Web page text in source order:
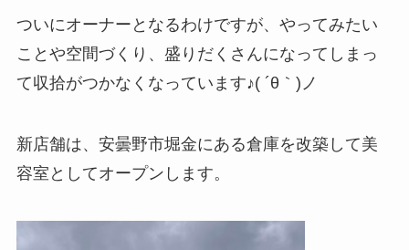
ついにオーナーとなるわけですが、やってみたい
ことや空間づくり、盛りだくさんになってしまっ
て収拾がつかなくなっています♪( ´θ｀)ノ
新店舗は、安曇野市堀金にある倉庫を改築して美
容室としてオープンします。